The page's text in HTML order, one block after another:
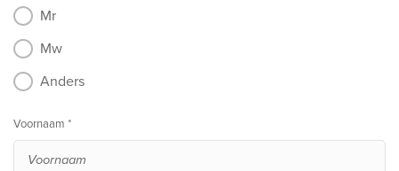
Mr
Mw
Anders
Voornaam *